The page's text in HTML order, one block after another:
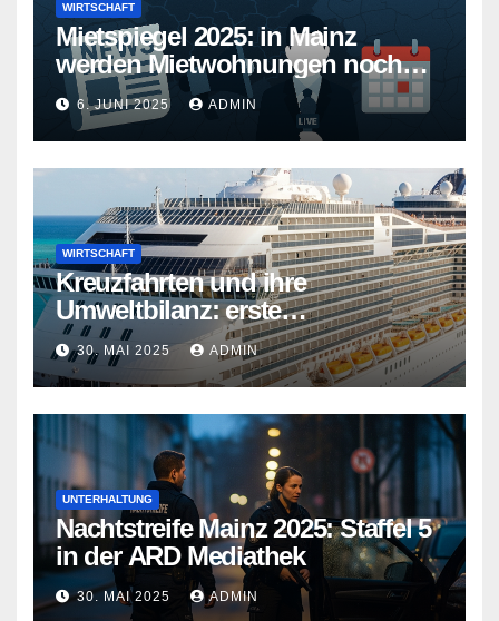
WIRTSCHAFT
Mietspiegel 2025: in Mainz
werden Mietwohnungen noch
teurer
6. JUNI 2025 ADMIN
WIRTSCHAFT
Kreuzfahrten und ihre
Umweltbilanz: erste
Kreuzfahrtschiffe gehen neue
Wege
30. MAI 2025 ADMIN
UNTERHALTUNG
Nachtstreife Mainz 2025: Staffel 5
in der ARD Mediathek
30. MAI 2025 ADMIN